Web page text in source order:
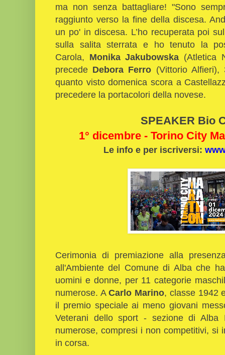
ma non senza battagliare! "Sono
raggiunto verso la fine della discesa.
un po' in discesa. L’ho recuperata poi
sulla salita sterrata e ho tenuto la
Carola, Monika Jakubowska (Atletica
precede Debora Ferro (Vittorio
quanto visto domenica scora a
precedere la portacolori della novese.
SPEAKER Bio
1° dicembre - Torino City
Le info e per iscriversi:
Cerimonia di premiazione alla
all'Ambiente del Comune di Alba che
uomini e donne, per 11 categorie
numerose. ACarlo Marino, classe 1942
il premio speciale ai meno giovani
Veterani dello sport - sezione di Alba
numerose, compresi i non competitivi, si
in corsa.